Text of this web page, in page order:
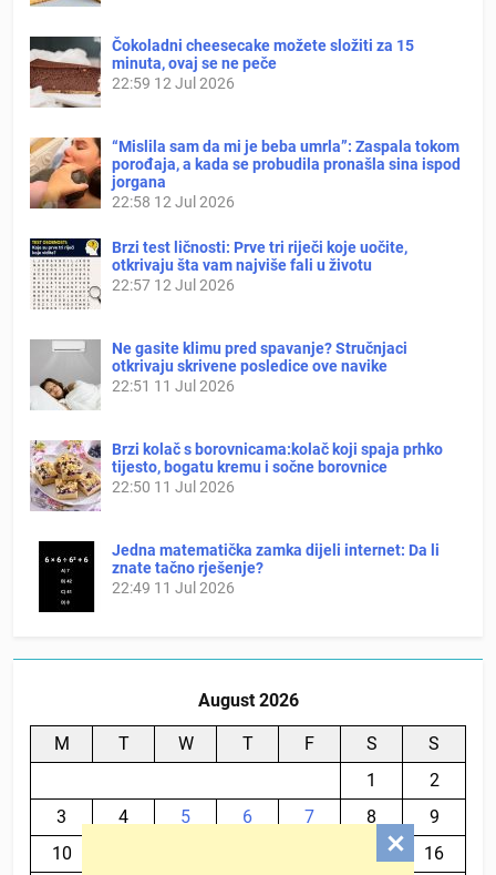
Čokoladni cheesecake možete složiti za 15
minuta, ovaj se ne peče
22:59 12 Jul 2026
“Mislila sam da mi je beba umrla”: Zaspala tokom
porođaja, a kada se probudila pronašla sina ispod
jorgana
22:58 12 Jul 2026
Brzi test ličnosti: Prve tri riječi koje uočite,
otkrivaju šta vam najviše fali u životu
22:57 12 Jul 2026
Ne gasite klimu pred spavanje? Stručnjaci
otkrivaju skrivene posledice ove navike
22:51 11 Jul 2026
Brzi kolač s borovnicama:kolač koji spaja prhko
tijesto, bogatu kremu i sočne borovnice
22:50 11 Jul 2026
Jedna matematička zamka dijeli internet: Da li
znate tačno rješenje?
22:49 11 Jul 2026
August 2026
M T W T F S
S
1
2
3
4 5 6 7 8
9
10
16